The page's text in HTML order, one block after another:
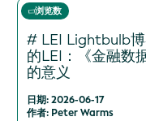
浏览数
# LEI Lightbulb
的LEI：《金融数
的意义
日期: 2026-06-17
作者: Peter Warms